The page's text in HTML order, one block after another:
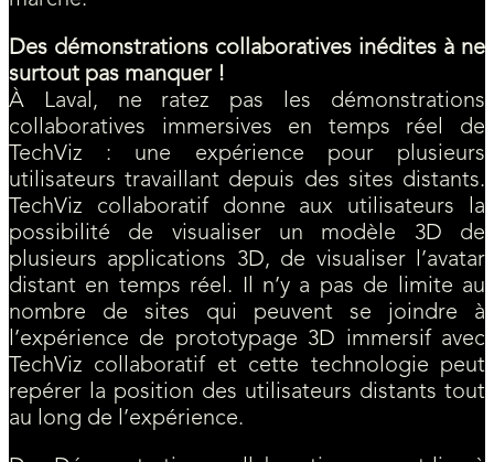
Des démonstrations collaboratives inédites à ne
surtout pas manquer !
À Laval, ne ratez pas les démonstrations
collaboratives immersives en temps réel de
TechViz : une expérience pour plusieurs
utilisateurs travaillant depuis des sites distants.
TechViz collaboratif donne aux utilisateurs la
possibilité de visualiser un modèle 3D de
plusieurs applications 3D, de visualiser l’avatar
distant en temps réel. Il n’y a pas de limite au
nombre de sites qui peuvent se joindre à
l’expérience de prototypage 3D immersif avec
TechViz collaboratif et cette technologie peut
repérer la position des utilisateurs distants tout
au long de l’expérience.